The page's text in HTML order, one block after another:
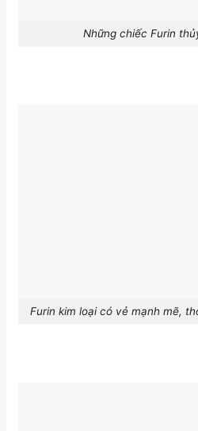
Những chiếc Furin
Furin kim loại có vẻ mạnh mẽ,